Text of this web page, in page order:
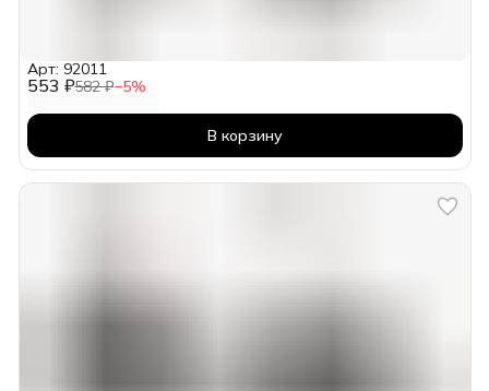
553 ₽582 ₽−5%
Арт: 92011
В корзину